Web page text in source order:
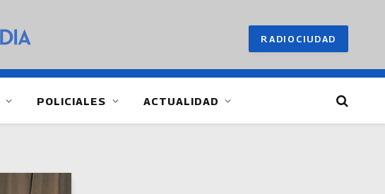
RADIOCIUDAD
POLICIALES ACTUALIDAD